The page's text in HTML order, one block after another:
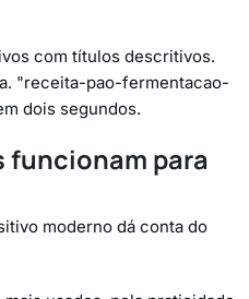
com títulos descritivos.
"receita-pao-fermentacao-
dois segundos.
para
moderno dá conta do